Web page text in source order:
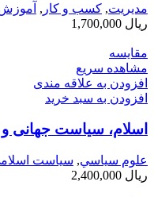
مديريت, کسب و کار ,
ریال
مقایسه
مشاهده سریع
افزودن به علاقه مندی
افزودن به سبد خرید
اسلام، سیاست جهانی و
علوم سياسي, سیاست
ریال